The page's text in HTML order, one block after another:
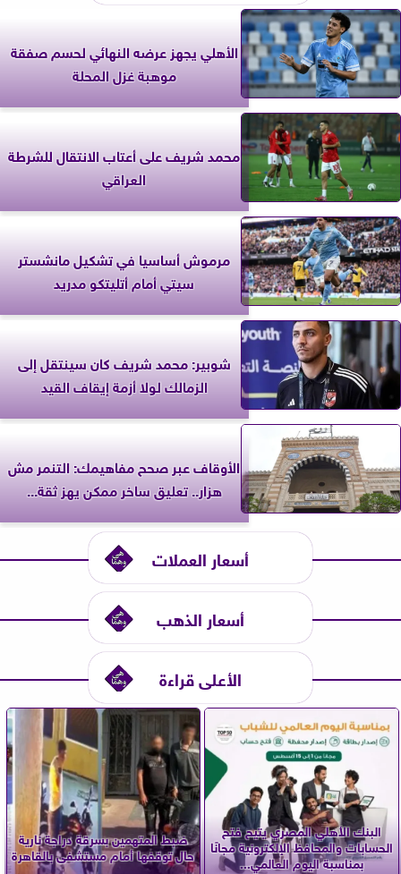
الأهلي يجهز عرضه النهائي لحسم صفقة
موهبة غزل المحلة
محمد شريف على أعتاب الانتقال للشرطة
العراقي
مرموش أساسيا في تشكيل مانشستر
سيتي أمام أتليتكو مدريد
شوبير: محمد شريف كان سينتقل إلى
الزمالك لولا أزمة إيقاف القيد
الأوقاف عبر صحح مفاهيمك: التنمر مش
هزار.. تعليق ساخر ممكن يهز ثقة...
أسعار العملات
أسعار الذهب
الأعلى قراءة
البنك الأهلي المصري يتيح فتح
الحسابات والمحافظ الإلكترونية مجانًا
بمناسبة اليوم العالمي...
ضبط المتهمين بسرقة دراجة نارية
حال توقفها أمام مستشفى بالقاهرة